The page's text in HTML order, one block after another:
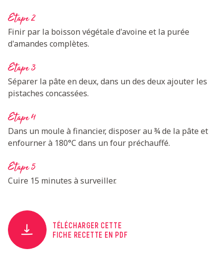
Etape 2
Finir par la boisson végétale d'avoine et la purée
d'amandes complètes.
Etape 3
Séparer la pâte en deux, dans un des deux ajouter les
pistaches concassées.
Etape 4
Dans un moule à financier, disposer au ¾ de la pâte et
enfourner à 180°C dans un four préchauffé.
Etape 5
Cuire 15 minutes à surveiller.
TÉLÉCHARGER CETTE
FICHE RECETTE EN PDF